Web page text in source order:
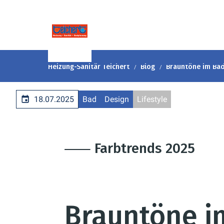
Heizung-Sanitär Teichert Blog Brauntöne im
18.07.2025 Bad Design Lifestyle
⸺ Farbtrends 2025
Brauntöne